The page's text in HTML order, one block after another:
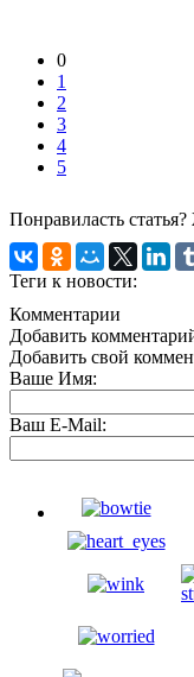
0
1
2
3
4
5
Понравиласть
Теги к новости:
Комментарии
Добавить
Добавить свой
Ваше Имя:
Ваш E-Mail: